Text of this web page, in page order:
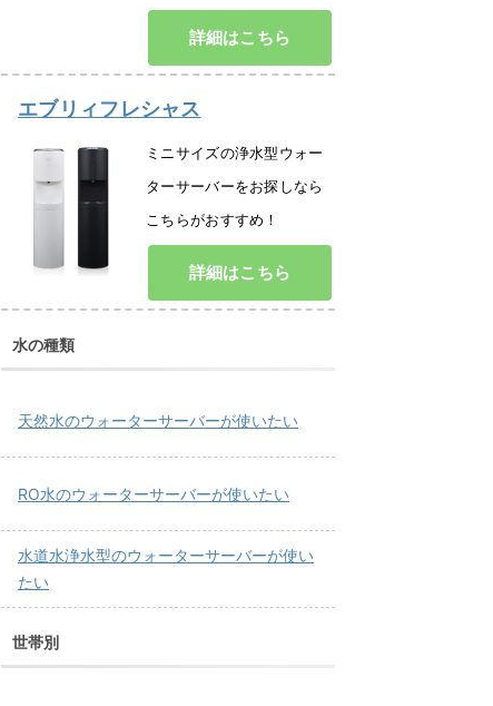
詳細はこちら
エブリィフレシャス
ミニサイズの浄水型ウォー
ターサーバーをお探しなら
こちらがおすすめ！
詳細はこちら
水の種類
天然水のウォーターサーバーが使いたい
RO水のウォーターサーバーが使いたい
水道水浄水型のウォーターサーバーが使い
たい
世帯別